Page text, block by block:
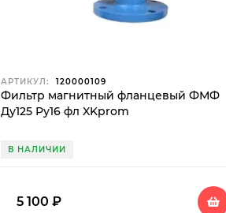
АРТИКУЛ: 120000109
Фильтр магнитный фланцевый ФМФ
Ду125 Ру16 фл XKprom
В НАЛИЧИИ
5 100₽